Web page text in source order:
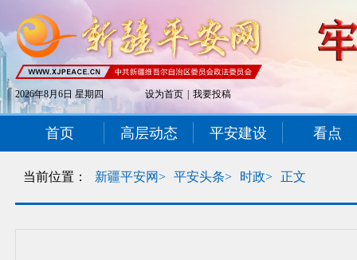
2026年8月6日 星期四 设为首页 我要投稿
首页 高层动态 平安建设 看点
当前位置： 新疆平安网> 平安头条> 时政> 正文